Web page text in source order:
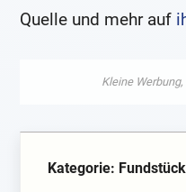
Quelle und mehr auf
Kategorie: